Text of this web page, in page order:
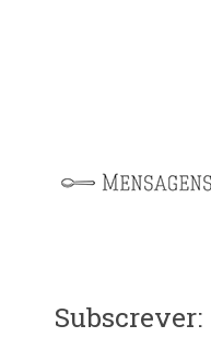
Subscrever: